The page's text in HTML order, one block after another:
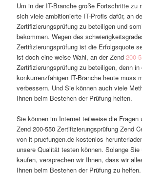
Um in der IT-Branche große Fortschritte zu
sich viele ambitionierte IT-Profis dafür, an
Zertifizierungsprüfung zu beteiligen und
bekommen. Wegen des
Zertifizierungsprüfung ist die Erfolgsquote
ist doch eine weise Wahl, an der Zend200-
Zertifizierungsprüfung zu beteiligen, denn in
konkurrenzfähigen IT-Branche heute muss
verbessern. Und Sie können auch viele
Ihnen beim Bestehen der Prüfung helfen.
Sie können im Internet teilweise die Fragen
Zend 200-550 Zertifizierungsprüfung Zend
von it-pruefungen.de kostenlos
unsere Qualität testen können. Solange Sie
kaufen, versprechen wir Ihnen, dass wir
Ihnen beim Bestehen der Prüfung zu helfen.